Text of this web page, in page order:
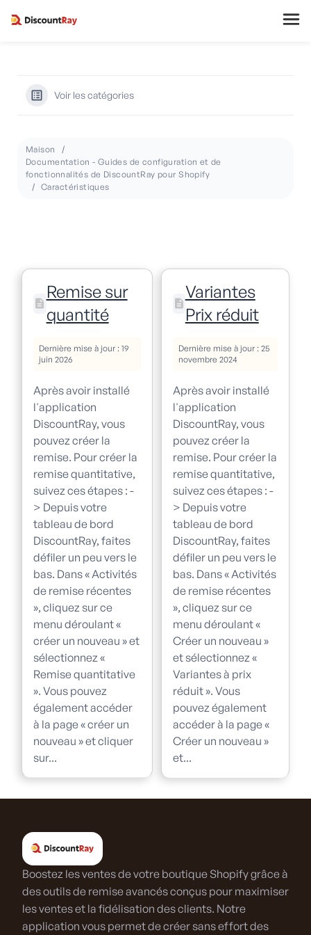
Voir les catégories
Maison
Documentation - Guides de configuration et de
fonctionnalités de DiscountRay pour Shopify
Caractéristiques
Remise sur
quantité
Dernière mise à jour : 19
juin 2026
Après avoir installé
l'application
DiscountRay, vous
pouvez créer la
remise. Pour créer la
remise quantitative,
suivez ces étapes : -
> Depuis votre
tableau de bord
DiscountRay, faites
défiler un peu vers le
bas. Dans « Activités
de remise récentes
», cliquez sur ce
menu déroulant «
créer un nouveau » et
sélectionnez «
Remise quantitative
». Vous pouvez
également accéder
à la page « créer un
nouveau » et cliquer
sur...
Variantes
Prix réduit
Dernière mise à jour : 25
novembre 2024
Après avoir installé
l'application
DiscountRay, vous
pouvez créer la
remise. Pour créer la
remise quantitative,
suivez ces étapes : -
> Depuis votre
tableau de bord
DiscountRay, faites
défiler un peu vers le
bas. Dans « Activités
de remise récentes
», cliquez sur ce
menu déroulant «
Créer un nouveau »
et sélectionnez «
Variantes à prix
réduit ». Vous
pouvez également
accéder à la page «
Créer un nouveau »
et...
Boostez les ventes de votre boutique Shopify grâce à
des outils de remise avancés conçus pour maximiser
les ventes et la fidélisation des clients. Notre
application vous permet de créer sans effort des